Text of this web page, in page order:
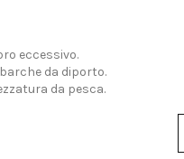
eccessivo.
da diporto.
da pesca.